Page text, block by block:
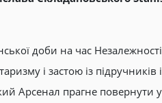
доби на час
і застою із підручників
Арсенал прагне повернути